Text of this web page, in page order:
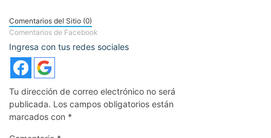
Comentarios del Sitio (0)
Comentarios de Facebook
Ingresa con tus redes sociales
Tu dirección de correo electrónico no será
publicada. Los campos obligatorios están
marcados con *